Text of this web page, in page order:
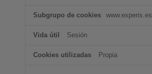
www.experis.es
Sesión
Propia